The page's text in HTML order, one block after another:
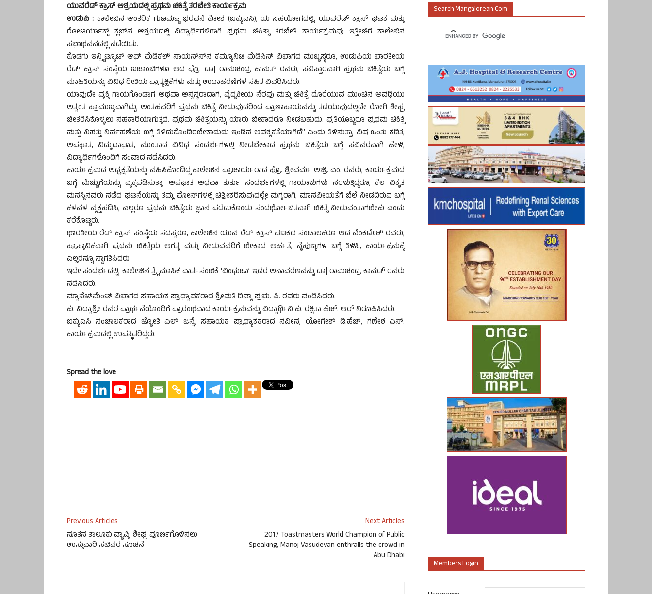
ಯುವರೆಡ್ ಕ್ರಾಸ್ ಆಶ್ರಯದಲ್ಲಿ ಪ್ರಥಮ ಚಿಕಿತ್ಸೆ ತರಬೇತಿ ಕಾರ್ಯಕ್ರಮ
ಉಡುಪಿ : ಕಾಲೇಜಿನ ಆಂತರಿಕ ಗುಣಮಟ್ಟ ಭರವಸೆ ಕೋಶ (ಐಕ್ಯುಎಸಿ), ಯ ಸಹಯೋಗದಲ್ಲಿ, ಯುವರೆಡ್ ಕ್ರಾಸ್ ಘಟಕ ಮತ್ತು
ರೋಟರ್ಯಾಕ್ಟ್ ಕ್ಲಬ್‍ನ ಆಶ್ರಯದಲ್ಲಿ ವಿದ್ಯಾರ್ಥಿಗಳಿಗಾಗಿ ಪ್ರಥಮ ಚಿಕಿತ್ಸಾ ತರಬೇತಿ ಕಾರ್ಯಕ್ರಮವು ಇತ್ತೀಚಿಗೆ ಕಾಲೇಜಿನ
ಸಭಾಭವನದಲ್ಲಿ ನಡೆಯಿತು.
ಕೊಡಗು ಇನ್ಸ್ಟಿಟ್ಯೂಟ್ ಆಫ್ ಮೆಡಿಕಲ್ ಸಾಯನ್ಸ್‍ನ ಕಮ್ಯೂನಿಟಿ ಮೆಡಿಸಿನ್ ವಿಭಾಗದ ಮುಖ್ಯಸ್ಥರೂ, ಉಡುಪಿಯ ಭಾರತೀಯ
ರೆಡ್ ಕ್ರಾಸ್ ಸಂಸ್ಥೆಯ ಖಜಾಂಚಿಗಳೂ ಆದ ಪ್ರೊ. ಡಾ| ರಾಮಚಂದ್ರ ಕಾಮತ್ ರವರು, ಸವಿಸ್ತಾರವಾಗಿ ಪ್ರಥಮ ಚಿಕಿತ್ಸೆಯ ಬಗ್ಗೆ
ಮಾಹಿತಿಯನ್ನು ವಿವಿಧ ರೀತಿಯ ಪ್ರಾತ್ಯಕ್ಷಿಕೆಗಳು ಮತ್ತು ಉದಾಹರಣೆಗಳ ಸಹಿತ ವಿವರಿಸಿದರು.
ಯಾವುದೇ ವ್ಯಕ್ತಿ ಗಾಯಗೊಂಡಾಗ ಅಥವಾ ಅಸ್ವಸ್ಥರಾದಾಗ, ವೈದ್ಯಕೀಯ ನೆರವು ಮತ್ತು ಚಿಕಿತ್ಸೆ ದೊರೆಯುವ ಮುಂಚಿನ ಅವಧಿಯು
ಅತ್ಯಂತ ಪ್ರಾಮುಖ್ಯವಾಗಿದ್ದು, ಅಂತಹವರಿಗೆ ಪ್ರಥಮ ಚಿಕಿತ್ಸೆ ನೀಡುವುದರಿಂದ ಪ್ರಾಣಾಪಾಯವನ್ನು ತಡೆಯುವುದಲ್ಲದೇ ರೋಗಿ ಶೀಘ್ರ
ಚೇತರಿಸಿಕೊಳ್ಳಲು ಸಹಕಾರಿಯಾಗುತ್ತದೆ. ಪ್ರಥಮ ಚಿಕಿತ್ಸೆಯನ್ನು ಯಾರು ಬೇಕಾದರೂ ನೀಡಬಹುದು. ಪ್ರತಿಯೊಬ್ಬರೂ ಪ್ರಥಮ ಚಿಕಿತ್ಸೆ
ಮತ್ತು ವಿಪತ್ತು ನಿರ್ವಹಣೆಯ ಬಗ್ಗೆ ತಿಳಿದುಕೊಂಡಿರಬೇಕಾದುದು ಇಂದಿನ ಅವಶ್ಯಕತೆಯಾಗಿದೆ” ಎಂದು ತಿಳಿಸುತ್ತಾ, ವಿಷ ಜಂತು ಕಡಿತ,
ಅಪಘಾತ, ವಿದ್ಯುದಾಘಾತ, ಮುಂತಾದ ವಿವಿಧ ಸಂದರ್ಭಗಳಲ್ಲಿ ನೀಡಬೇಕಾದ ಪ್ರಥಮ ಚಿಕಿತ್ಸೆಯ ಬಗ್ಗೆ ಸವಿವರವಾಗಿ ಹೇಳಿ,
ವಿದ್ಯಾರ್ಥಿಗಳೊಂದಿಗೆ ಸಂವಾದ ನಡೆಸಿದರು.
ಕಾರ್ಯಕ್ರಮದ ಅಧ್ಯಕ್ಷತೆಯನ್ನು ವಹಿಸಿಕೊಂಡಿದ್ದ ಕಾಲೇಜಿನ ಪ್ರಾಚಾರ್ಯರಾದ ಪ್ರೊ. ಶ್ರೀವರ್ಮ ಅಜ್ರಿ. ಎಂ. ರವರು, ಕಾರ್ಯಕ್ರಮದ
ಬಗ್ಗೆ ಮೆಚ್ಚುಗೆಯನ್ನು ವ್ಯಕ್ತಪಡಿಸುತ್ತಾ, ಅಪಘಾತ ಅಥವಾ ತುರ್ತು ಸಂದರ್ಭಗಳಲ್ಲಿ ಗಾಯಾಳುಗಳು ನರಳುತ್ತಿದ್ದರೂ, ಕೆಲ ವಿಕೃತ
ಮನಸ್ಸಿನವರು ನಡೆದ ಘಟನೆಯನ್ನು ತಮ್ಮ ಫೋನ್‍ಗಳಲ್ಲಿ ಚಿತ್ರೀಕರಿಸುವುದಲ್ಲೇ ಮಗ್ನರಾಗಿ, ಮಾನವೀಯತೆಗೆ ಬೆಲೆ ನೀಡದಿರುವ ಬಗ್ಗೆ
ಕಳವಳ ವ್ಯಕ್ತಪಡಿಸಿ, ಎಲ್ಲರೂ ಪ್ರಥಮ ಚಿಕಿತ್ಸೆಯ ಜ್ಞಾನ ಪಡೆದುಕೊಂಡು ಸಂದರ್ಭೋಚಿತವಾಗಿ ಚಿಕಿತ್ಸೆ ನೀಡುವಂತಾಗಬೇಕು ಎಂದು
ಕರೆಕೊಟ್ಟರು.
ಭಾರತೀಯ ರೆಡ್ ಕ್ರಾಸ್ ಸಂಸ್ಥೆಯ ಸದಸ್ಯರೂ, ಕಾಲೇಜಿನ ಯುವ ರೆಡ್ ಕ್ರಾಸ್ ಘಟಕದ ಸಂಚಾಲಕರೂ ಆದ ವೆಂಕಟೇಶ್ ರವರು,
ಪ್ರಾಸ್ತಾವಿಕವಾಗಿ ಪ್ರಥಮ ಚಿಕಿತ್ಸೆಯ ಅಗತ್ಯ ಮತ್ತು ನೀಡುವವರಿಗೆ ಬೇಕಾದ ಅರ್ಹತೆ, ನೈಪುಣ್ಯಗಳ ಬಗ್ಗೆ ತಿಳಿಸಿ, ಕಾರ್ಯಕ್ರಮಕ್ಕೆ
ಎಲ್ಲರನ್ನೂ ಸ್ವಾಗತಿಸಿದರು.
ಇದೇ ಸಂದರ್ಭದಲ್ಲಿ, ಕಾಲೇಜಿನ ತ್ರೈಮಾಸಿಕ ವಾರ್ತಸಂಚಿಕೆ ‘ವಿಂಧುಜಾ’ ಇದರ ಅನಾವರಣವನ್ನು ಡಾ| ರಾಮಚಂದ್ರ ಕಾಮತ್ ರವರು
ನಡೆಸಿದರು.
ಮ್ಯಾನೆಜ್‍ಮೆಂಟ್ ವಿಭಾಗದ ಸಹಾಯಕ ಪ್ರಾಧ್ಯಾಪಕರಾದ ಶ್ರೀಮತಿ ದಿವ್ಯಾ ಪ್ರಭು. ಪಿ. ರವರು ವಂದಿಸಿದರು.
ಕು. ವಿದ್ಯಾಶ್ರೀ ರವರ ಪ್ರಾರ್ಥನೆಯೊಂದಿಗೆ ಪ್ರಾರಂಭವಾದ ಕಾರ್ಯಕ್ರಮವನ್ನು ವಿದ್ಯಾರ್ಥಿನಿ ಕು. ರಕ್ಷಿತಾ ಹೆಚ್. ಆರ್ ನಿರೂಪಿಸಿದರು.
ಐಕ್ಯುಎಸಿ ಸಂಚಾಲಕರಾದ ಜ್ಯೋತಿ ಎಲ್ ಜನ್ನೆ, ಸಹಾಯಕ ಪ್ರಾಧ್ಯಾಕಕರಾದ ನವೀನ, ಯೋಗೇಶ್ ಡಿ.ಹೆಚ್, ಗಣೇಶ ಎಸ್.
ಕಾರ್ಯಕ್ರಮದಲ್ಲಿ ಉಪಸ್ಥಿತರಿದ್ದರು.
Spread the love
Previous Articles
ನೂತನ ತಾಲೂಕು ವ್ಯಾಪ್ತಿ: ಶೀಘ್ರ ಪೂರ್ಣಗೊಳಿಸಲು
ಉಸ್ತುವಾರಿ ಸಚಿವರ ಸೂಚನೆ
Next Articles
2017 Toastmasters World Champion of Public
Speaking, Manoj Vasudevan enthralls the crowd in
Abu Dhabi
Search Mangalorean.com
Members Login